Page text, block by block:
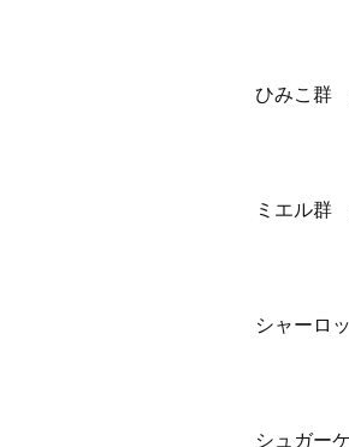
ひみこ群
ミエル群
シャーロ
シュガー